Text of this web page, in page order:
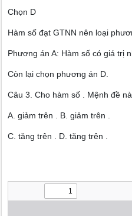
Chọn D
Hàm số đạt GTNN nên loại
Phương án A: Hàm số có giá trị
Còn lại chọn phương án D.
Câu 3. Cho hàm số . Mệnh đề
A. giảm trên . B. giảm trên .
C. tăng trên . D. tăng trên .